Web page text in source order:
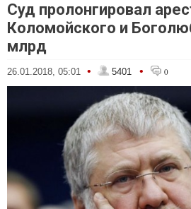
Суд пролонгировал
Коломойского и
млрд
26.01.2018, 05:01 • 5401 • 0